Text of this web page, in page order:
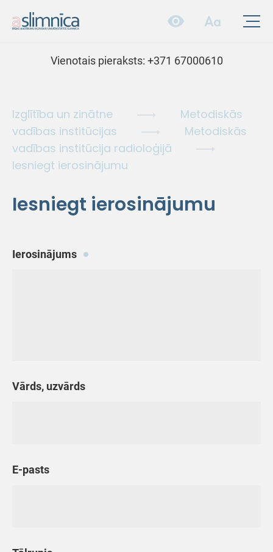
Vienotais pieraksts: +371 67000610
Izglītība un zinātne
Metodiskās
vadības institūcijas
Metodiskās
vadības institūcija radioloģijā
Iesniegt ierosinājumu
Iesniegt ierosinājumu
Ierosinājums
Vārds, uzvārds
E-pasts